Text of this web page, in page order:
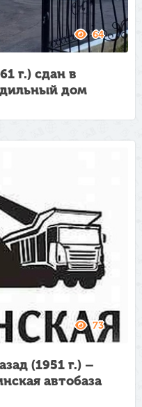
64
г.) сдан в
дом
73
(1951 г.) –
автобаза